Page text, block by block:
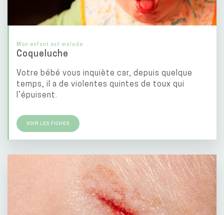
Mon enfant est malade
Coqueluche
Votre bébé vous inquiète car, depuis quelque
temps, il a de violentes quintes de toux qui
l’épuisent.
VOIR LES FICHES